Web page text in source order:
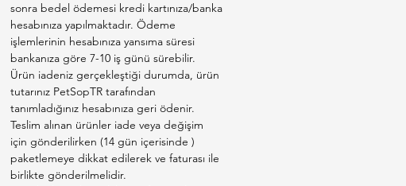
sonra bedel ödemesi kredi kartınıza/banka
hesabınıza yapılmaktadır. Ödeme
işlemlerinin hesabınıza yansıma süresi
bankanıza göre 7-10 iş günü sürebilir.
Ürün iadeniz gerçekleştiği durumda, ürün
tutarınız PetSopTR tarafından
tanımladığınız hesabınıza geri ödenir.
Teslim alınan ürünler iade veya değişim
için gönderilirken (14 gün içerisinde )
paketlemeye dikkat edilerek ve faturası ile
birlikte gönderilmelidir.